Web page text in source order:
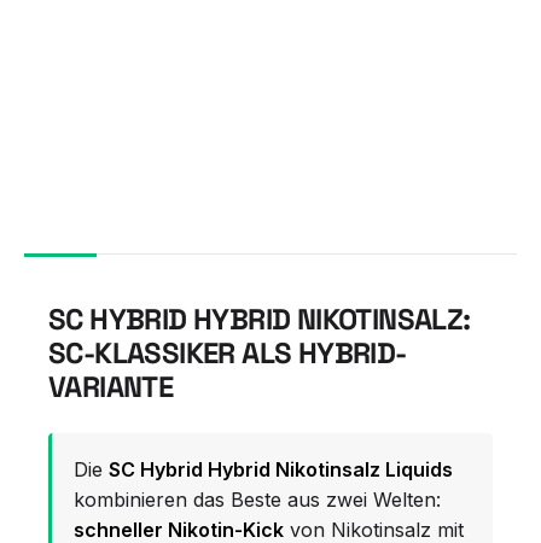
SC HYBRID HYBRID NIKOTINSALZ:
SC-KLASSIKER ALS HYBRID-
VARIANTE
Die SC Hybrid Hybrid Nikotinsalz Liquids
kombinieren das Beste aus zwei Welten:
schneller Nikotin-Kickvon Nikotinsalz mit